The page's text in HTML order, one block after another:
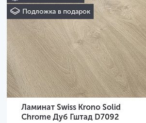
Подложка в подарок
Ламинат Swiss Krono Solid
Chrome Дуб Гштад D7092